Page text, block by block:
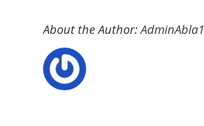
About the Author:AdminAbla1